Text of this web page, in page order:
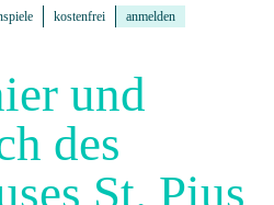
kostenfrei
anmelden
und
des
St. Pius